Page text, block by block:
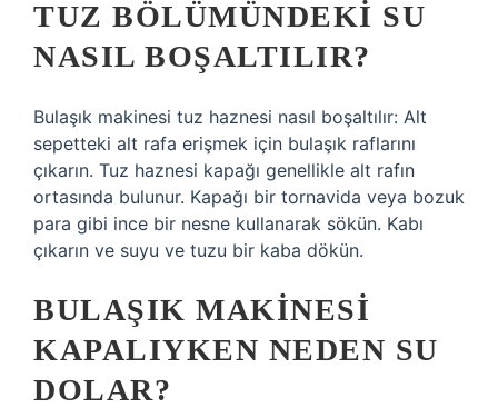
TUZ BÖLÜMÜNDEKI SU
NASIL BOŞALTILIR?
Bulaşık makinesi tuz haznesi nasıl boşaltılır: Alt
sepetteki alt rafa erişmek için bulaşık raflarını
çıkarın. Tuz haznesi kapağı genellikle alt rafın
ortasında bulunur. Kapağı bir tornavida veya bozuk
para gibi ince bir nesne kullanarak sökün. Kabı
çıkarın ve suyu ve tuzu bir kaba dökün.
BULAŞIK MAKINESI
KAPALIYKEN NEDEN SU
DOLAR?